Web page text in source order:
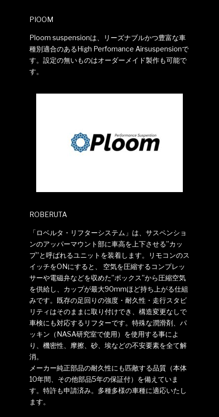
PIOOM
Ploom suspensionは、リーズナブルかつ豊富な車
種別適合のあるHigh Perfomance Airsuspensionで
す。設定の無いものはオーダーメイド製作も可能で
す。
ROBERUTA
「ロベルタ・リフターシステム」は、サスペンショ
ンのアッパーマウント部に車高を上下させる”カッ
プ”と呼ばれるユニットを装着します。リモコンのス
イッチをONにすると、 空気を圧縮するコンプレッ
サーや電磁弁などを収めた”ボックス”から圧縮空気
を供給し、カップが最大90mmほど持ち上がる仕組
みです。既存の足回りの強度・耐久性・走行スタビ
リティはそのままに取り付けでき、構造変更なしで
車検にも対応するリフターです。特殊な潤滑剤、パ
ッキン（NASA研究室で使用）を使用する事によ
り、機密性、摩擦、砂、埃などの不安要素を全て解
消。
メーカー純正部品の耐久性にも匹敵する品質（本体
10年間、その他部品5年の保証付）を備えていま
す。特許も申請済み。多種多様の車種に適応いたし
ます。